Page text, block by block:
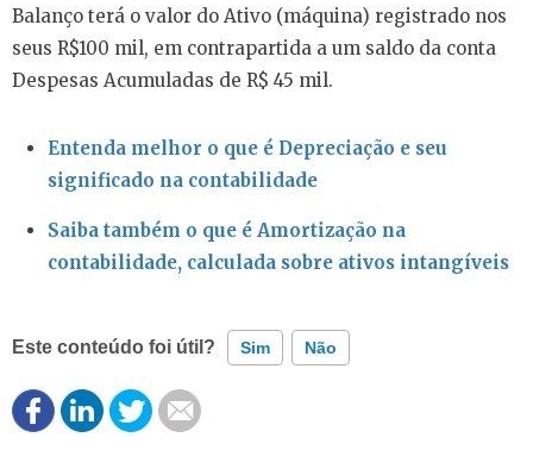
Balanço terá o valor do Ativo (máquina) registrado nos
seus R$100 mil, em contrapartida a um saldo da conta
Despesas Acumuladas de R$ 45 mil.
Entenda melhor o que é Depreciação e seu
significado na contabilidade
Saiba também o que é Amortização na
contabilidade, calculada sobre ativos intangíveis
Este conteúdo foi útil? Sim Não
Este conteúdo contém informação incorreta